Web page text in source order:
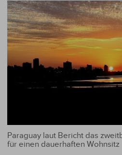
Paraguay laut Bericht das
für einen dauerhaften Wohnsitz